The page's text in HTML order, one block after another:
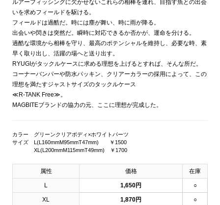
ルアーフィッシングに欠かせないこれらの相棒を連れ、目指す魚との出会
いを求めフィールドを駆ける。
フィールドは過酷だ。時には塵が舞い、時に雨が降る。
出会いや閃きは突然だ。瞬時に対応できるか否かが、運命を分ける。
過酷な環境から相棒を守り、最高のポテンシャルを維持し、必要な時、素
早く取り出し、活躍の場へと送り出す。
RYUGIがタックルケースに求める理想を上げるとすれば、そんな所だ。
コーナーバンパーや防水パッキン、クリアーカラーの採用によって、この
理想を満たすジャストサイズのタックルケース
≪R-TANK Free≫。
MAGBITEブランドの協力の元、ここに理想が完成した。
カラー グリーンクリアボディ×ホワイトパーツ
サイズ L(L160mmM95mmT47mm) ￥1500
XL(L200mmM115mmT49mm) ￥1700
属性 価格 在庫
L 1,650円 ○
XL 1,870円 ○